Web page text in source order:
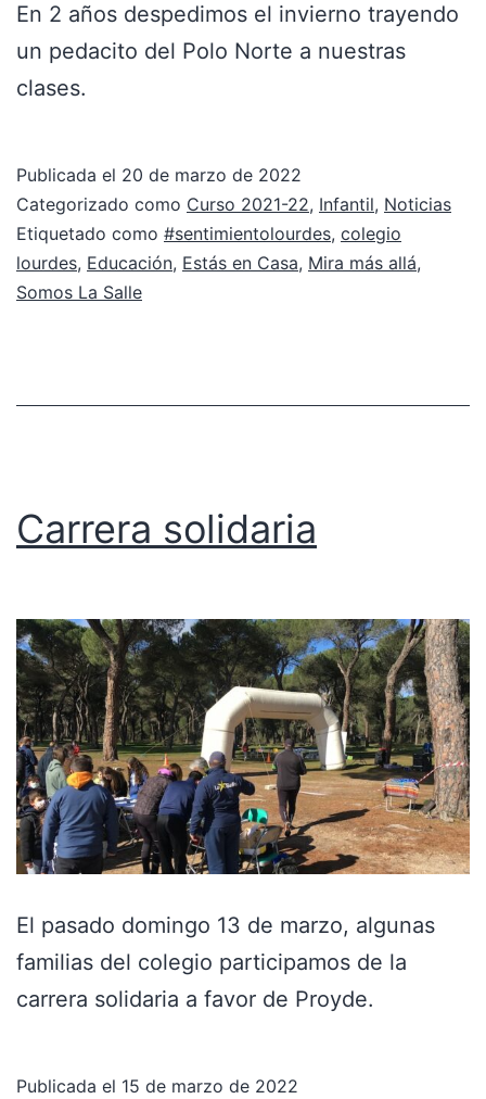
En 2 años despedimos el invierno trayendo
un pedacito del Polo Norte a nuestras
clases.
Publicada el 20 de marzo de 2022
Categorizado como Curso 2021-22, Infantil, Noticias
Etiquetado como #sentimientolourdes, colegio
lourdes, Educación, Estás en Casa, Mira más allá,
Somos La Salle
Carrera solidaria
El pasado domingo 13 de marzo, algunas
familias del colegio participamos de la
carrera solidaria a favor de Proyde.
Publicada el 15 de marzo de 2022